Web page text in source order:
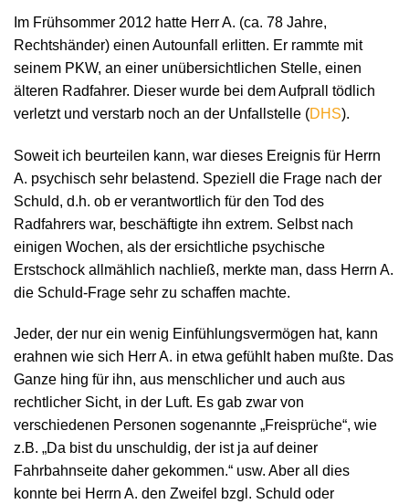
Im Frühsommer 2012 hatte Herr A. (ca. 78 Jahre,
Rechtshänder) einen Autounfall erlitten. Er rammte mit
seinem PKW, an einer unübersichtlichen Stelle, einen
älteren Radfahrer. Dieser wurde bei dem Aufprall tödlich
verletzt und verstarb noch an der Unfallstelle (DHS).
Soweit ich beurteilen kann, war dieses Ereignis für Herrn
A. psychisch sehr belastend. Speziell die Frage nach der
Schuld, d.h. ob er verantwortlich für den Tod des
Radfahrers war, beschäftigte ihn extrem. Selbst nach
einigen Wochen, als der ersichtliche psychische
Erstschock allmählich nachließ, merkte man, dass Herrn A.
die Schuld-Frage sehr zu schaffen machte.
Jeder, der nur ein wenig Einfühlungsvermögen hat, kann
erahnen wie sich Herr A. in etwa gefühlt haben mußte. Das
Ganze hing für ihn, aus menschlicher und auch aus
rechtlicher Sicht, in der Luft. Es gab zwar von
verschiedenen Personen sogenannte „Freisprüche“, wie
z.B. „Da bist du unschuldig, der ist ja auf deiner
Fahrbahnseite daher gekommen.“ usw. Aber all dies
konnte bei Herrn A. den Zweifel bzgl. Schuld oder